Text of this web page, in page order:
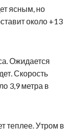
ясным, но
около +13
Ожидается
Скорость
3,9 метра в
теплее. Утром в